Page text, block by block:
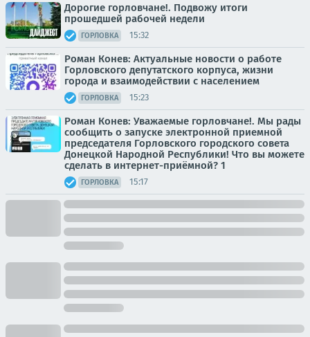
Дорогие горловчане!. Подвожу итоги
прошедшей рабочей недели
ГОРЛОВКА 15:32
Роман Конев: Актуальные новости о работе
Горловского депутатского корпуса, жизни
города и взаимодействии с населением
ГОРЛОВКА 15:23
Роман Конев: Уважаемые горловчане!. Мы рады
сообщить о запуске электронной приемной
председателя Горловского городского совета
Донецкой Народной Республики! Что вы можете
сделать в интернет-приёмной? 1
ГОРЛОВКА 15:17